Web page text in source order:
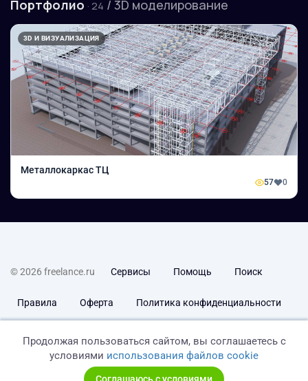
Портфолио · 24 / 3D моделирование
3D И ВИЗУАЛИЗАЦИЯ
Металлокаркас ТЦ
57 0
© 2026 freelance.ru Сервисы Помощь Поиск
Правила Оферта Политика конфиденциальности
Продолжая пользоваться сайтом, вы соглашаетесь с
условиями использования файлов cookie